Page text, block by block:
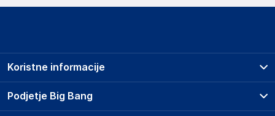
Podjetje Big Bang
Koristne informacije
Prodajna mesta